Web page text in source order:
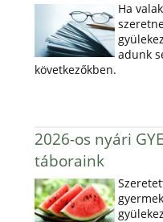
Ha
adunk
következőkben.
2026-os nyári
táboraink